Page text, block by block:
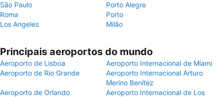
São Paulo
Porto Alegre
Roma
Porto
Los Angeles
Milão
Principais aeroportos do mundo
Aeroporto de Lisboa
Aeroporto Internacional de Miami
Aeroporto de Rio Grande
Aeroporto Internacional Arturo
Merino Benítez
Aeroporto de Orlando
Aeroporto Internacional de Los